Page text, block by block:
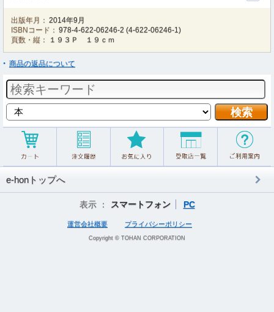
出版年月： 2014年9月
ISBNコード： 978-4-622-06246-2 (4-622-06246-1)
頁数・縦：
１９３Ｐ １９ｃｍ
商品の返品について
e-honトップへ
表示 ： スマートフォン PC
運営会社概要 プライバシーポリシー
Copyright © TOHAN CORPORATION